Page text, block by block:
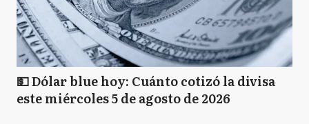
💵 Dólar blue hoy: Cuánto cotizó la divisa
este miércoles 5 de agosto de 2026